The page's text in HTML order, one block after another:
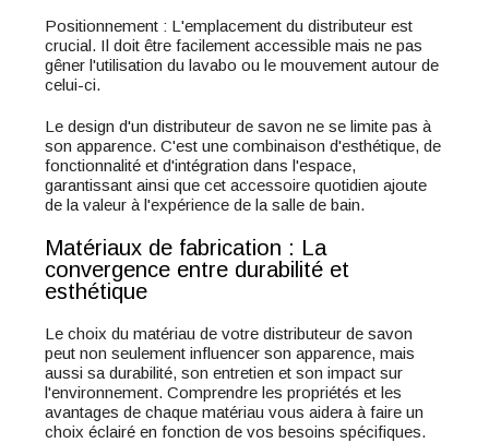
Positionnement : L'emplacement du distributeur est
crucial. Il doit être facilement accessible mais ne pas
gêner l'utilisation du lavabo ou le mouvement autour de
celui-ci.
Le design d'un distributeur de savon ne se limite pas à
son apparence. C'est une combinaison d'esthétique, de
fonctionnalité et d'intégration dans l'espace,
garantissant ainsi que cet accessoire quotidien ajoute
de la valeur à l'expérience de la salle de bain.
Matériaux de fabrication : La
convergence entre durabilité et
esthétique
Le choix du matériau de votre distributeur de savon
peut non seulement influencer son apparence, mais
aussi sa durabilité, son entretien et son impact sur
l'environnement. Comprendre les propriétés et les
avantages de chaque matériau vous aidera à faire un
choix éclairé en fonction de vos besoins spécifiques.